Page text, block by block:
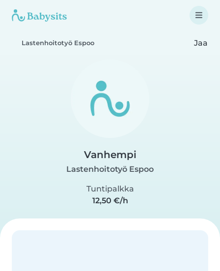
Lastenhoitotyö Espoo Jaa
Vanhempi
Lastenhoitotyö Espoo
Tuntipalkka
12,50 €/h